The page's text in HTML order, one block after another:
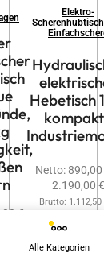
€
Elektro-
Hebetisch
Netto:890,00
2.190,00 €
Brutto: 1.112,50
Alle Kategorien